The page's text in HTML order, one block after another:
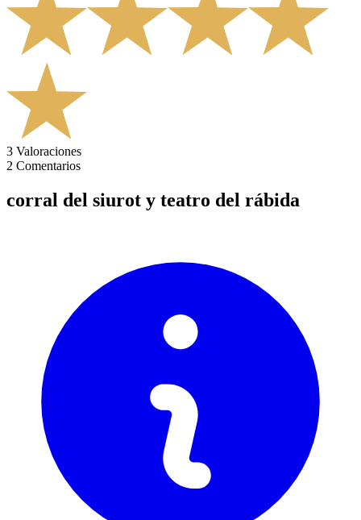
3 Valoraciones
2 Comentarios
corral del siurot y teatro del rábida